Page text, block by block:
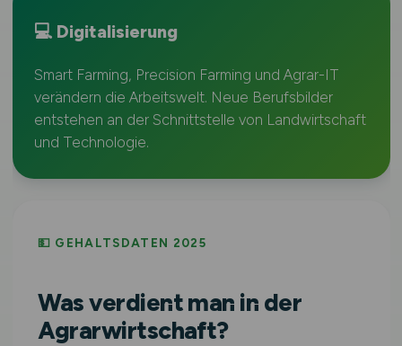
💻 Digitalisierung
Smart Farming, Precision Farming und Agrar-IT
verändern die Arbeitswelt. Neue Berufsbilder
entstehen an der Schnittstelle von Landwirtschaft
und Technologie.
💵 GEHALTSDATEN 2025
Was verdient man in der
Agrarwirtschaft?